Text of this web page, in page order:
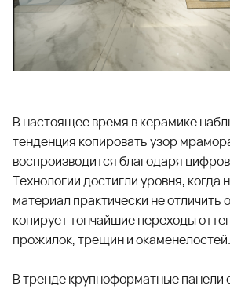
В настоящее время в керамике
тенденция копировать узор
воспроизводится благодаря
Технологии достигли уровня, когда
материал практически не отличить
копирует тончайшие переходы
прожилок, трещин и окаменелостей.
В тренде крупноформатные панели